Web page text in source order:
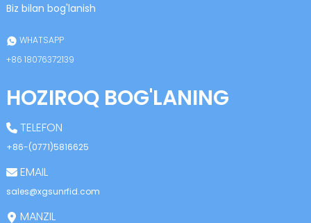
Biz bilan bog'lanish
WHATSAPP
+86 18076372139
HOZIROQ BOG'LANING
TELEFON
+86-(0771)5816625
EMAIL
sales@xgsunrfid.com
MANZIL